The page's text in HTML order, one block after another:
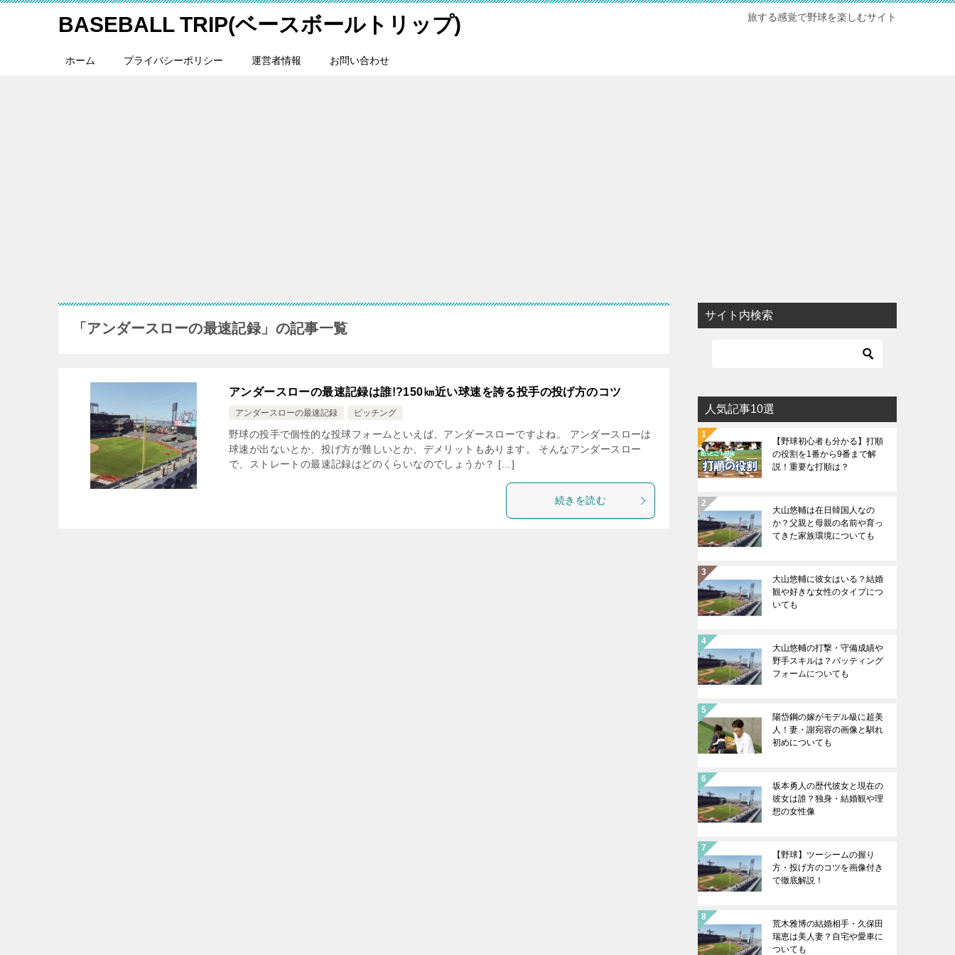
BASEBALL TRIP(ベースボールトリップ) 旅する感覚で野球を楽しむサイト
ホーム プライバシーポリシー 運営者情報 お問い合わせ
「アンダースローの最速記録」の記事一覧
アンダースローの最速記録は誰!?150㎞近い球速を誇る投手の投げ方のコツ
アンダースローの最速記録 ピッチング
野球の投手で個性的な投球フォームといえば、アンダースローですよね。 アンダースローは
球速が出ないとか、投げ方が難しいとか、デメリットもあります。 そんなアンダースロー
で、ストレートの最速記録はどのくらいなのでしょうか？ […]
続きを読む
サイト内検索
人気記事10選
【野球初心者も分かる】打順
の役割を1番から9番まで解
説！重要な打順は？
大山悠輔は在日韓国人なの
か？父親と母親の名前や育っ
てきた家族環境についても
大山悠輔に彼女はいる？結婚
観や好きな女性のタイプにつ
いても
大山悠輔の打撃・守備成績や
野手スキルは？バッティング
フォームについても
陽岱鋼の嫁がモデル級に超美
人！妻・謝宛容の画像と馴れ
初めについても
坂本勇人の歴代彼女と現在の
彼女は誰？独身・結婚観や理
想の女性像
【野球】ツーシームの握り
方・投げ方のコツを画像付き
で徹底解説！
荒木雅博の結婚相手・久保田
瑞恵は美人妻？自宅や愛車に
ついても